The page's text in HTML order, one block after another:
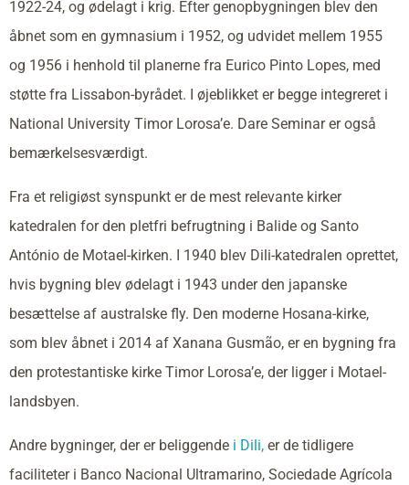
1922-24, og ødelagt i krig. Efter genopbygningen blev den
åbnet som en gymnasium i 1952, og udvidet mellem 1955
og 1956 i henhold til planerne fra Eurico Pinto Lopes, med
støtte fra Lissabon-byrådet. I øjeblikket er begge integreret i
National University Timor Lorosa’e. Dare Seminar er også
bemærkelsesværdigt.
Fra et religiøst synspunkt er de mest relevante kirker
katedralen for den pletfri befrugtning i Balide og Santo
António de Motael-kirken. I 1940 blev Dili-katedralen oprettet,
hvis bygning blev ødelagt i 1943 under den japanske
besættelse af australske fly. Den moderne Hosana-kirke,
som blev åbnet i 2014 af Xanana Gusmão, er en bygning fra
den protestantiske kirke Timor Lorosa’e, der ligger i Motael-
landsbyen.
Andre bygninger, der er beliggende i Dili, er de tidligere
faciliteter i Banco Nacional Ultramarino, Sociedade Agrícola